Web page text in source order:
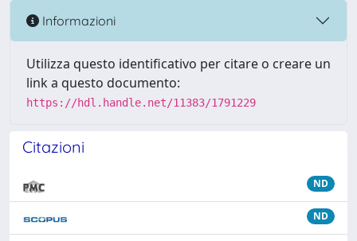
Informazioni
Utilizza questo identificativo per citare o creare un
link a questo documento:
https://hdl.handle.net/11383/1791229
Citazioni
ND
ND